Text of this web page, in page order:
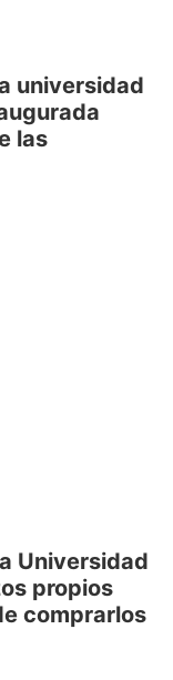
universidad
las
Universidad
propios
comprarlos